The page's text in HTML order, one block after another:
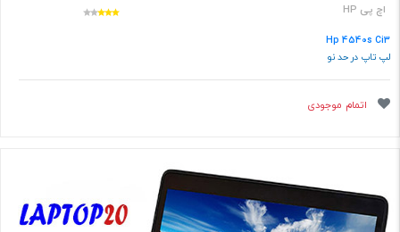
اچ پی HP
Hp 4540s Ci3
لپ تاپ در حد نو
اتمام موجودی